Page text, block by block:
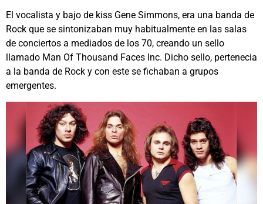
El vocalista y bajo de kiss Gene Simmons, era una banda de
Rock que se sintonizaban muy habitualmente en las salas
de conciertos a mediados de los 70, creando un sello
llamado Man Of Thousand Faces Inc. Dicho sello, pertenecia
a la banda de Rock y con este se fichaban a grupos
emergentes.